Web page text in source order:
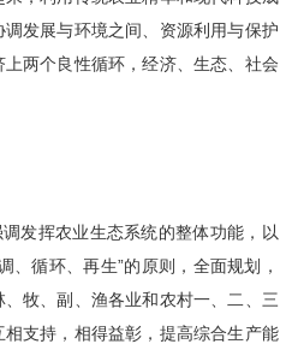
发展与环境之间、资源利用与保护
两个良性循环，经济、生态、社会
发挥农业生态系统的整体功能，以
、循环、再生”的原则，全面规划，
牧、副、渔各业和农村一、二、三
支持，相得益彰，提高综合生产能